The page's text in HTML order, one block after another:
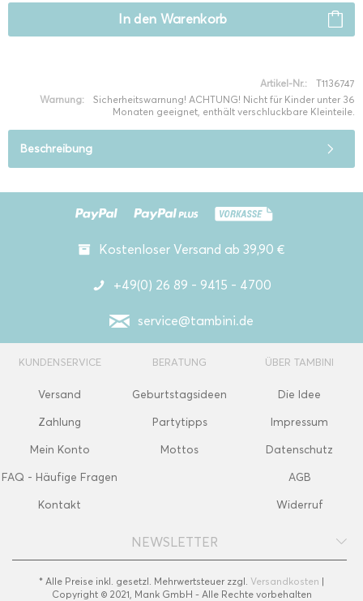
In den Warenkorb
Artikel-Nr.:
T1136747
Warnung:
Sicherheitswarnung! ACHTUNG! Nicht für Kinder unter 36
Monaten geeignet, enthält verschluckbare Kleinteile.
Beschreibung
Kostenloser Versand ab 39,90 €
+49(0) 26 89 - 9415 - 4700
service@tambini.de
KUNDENSERVICE
Versand
Zahlung
Mein Konto
FAQ - Häufige Fragen
Kontakt
BERATUNG
Geburtstagsideen
Partytipps
Mottos
ÜBER TAMBINI
Die Idee
Impressum
Datenschutz
AGB
Widerruf
NEWSLETTER
* Alle Preise inkl. gesetzl. Mehrwertsteuer zzgl. Versandkosten |
Copyright © 2021, Mank GmbH - Alle Rechte vorbehalten